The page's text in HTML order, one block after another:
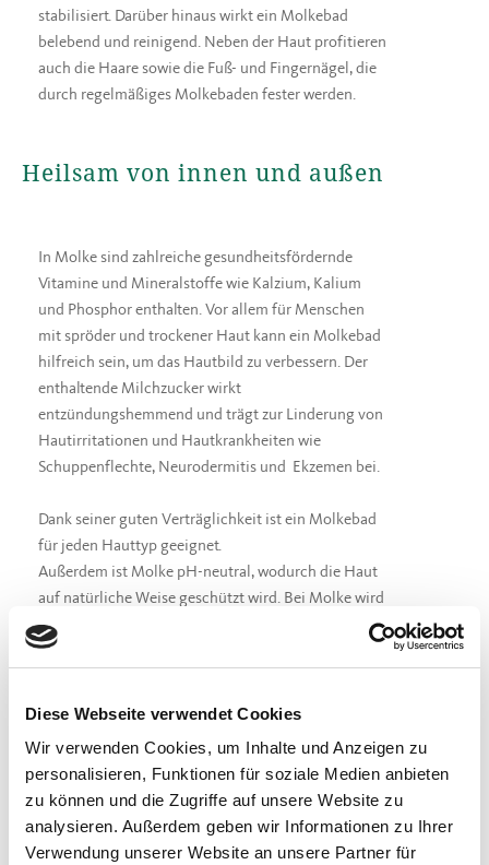
Diese Webseite verwendet Cookies
Wir verwenden Cookies, um Inhalte und Anzeigen zu
personalisieren, Funktionen für soziale Medien anbieten
zu können und die Zugriffe auf unsere Website zu
analysieren. Außerdem geben wir Informationen zu Ihrer
Verwendung unserer Website an unsere Partner für
stabilisiert. Darüber hinaus wirkt ein Molkebad
belebend und reinigend. Neben der Haut profitieren
auch die Haare sowie die Fuß- und Fingernägel, die
durch regelmäßiges Molkebaden fester werden.
Heilsam von innen und außen
In Molke sind zahlreiche gesundheitsfördernde
Vitamine und Mineralstoffe wie Kalzium, Kalium
und Phosphor enthalten. Vor allem für Menschen
mit spröder und trockener Haut kann ein Molkebad
hilfreich sein, um das Hautbild zu verbessern. Der
enthaltende Milchzucker wirkt
entzündungshemmend und trägt zur Linderung von
Hautirritationen und Hautkrankheiten wie
Schuppenflechte, Neurodermitis und Ekzemen bei.
Dank seiner guten Verträglichkeit ist ein Molkebad
für jeden Hauttyp geeignet.
Außerdem ist Molke pH-neutral, wodurch die Haut
auf natürliche Weise geschützt wird. Bei Molke wird
zudem zwischen süßer und saurer Molke
unterschieden. So dient süße Molke zum Schutz der
Dabei legt sich die Milchsäure wie ein Schutzmantel
auf die äußere Hautschicht und schützt sie vor
Bakterien und Keimen. Darüber hinaus ist
Milchsäure wasserbindend, so dass sie ein
Austrocknen verhindert. Hinzu kommt eine